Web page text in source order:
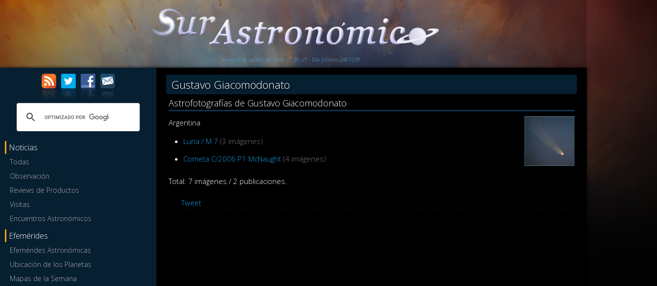
Jueves 6 de agosto de 2026 01:59 UT - Día Juliano 2461259
Noticias
Todas
Observación
Reviews de Productos
Visitas
Encuentros Astronómicos
Efemérides
Efemérides Astronómicas
Ubicación de los Planetas
Mapas de la Semana
Gustavo Giacomodonato
Astrofotografías de Gustavo Giacomodonato
Argentina
Luna / M 7 (3 imágenes)
Cometa C/2006 P1 McNaught (4 imágenes)
Total: 7 imágenes / 2 publicaciones.
Tweet